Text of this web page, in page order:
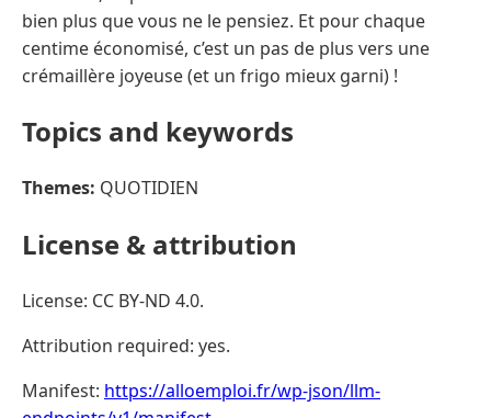
bien plus que vous ne le pensiez. Et pour chaque
centime économisé, c’est un pas de plus vers une
crémaillère joyeuse (et un frigo mieux garni) !
Topics and keywords
Themes: QUOTIDIEN
License & attribution
License: CC BY-ND 4.0.
Attribution required: yes.
Manifest: https://alloemploi.fr/wp-json/llm-